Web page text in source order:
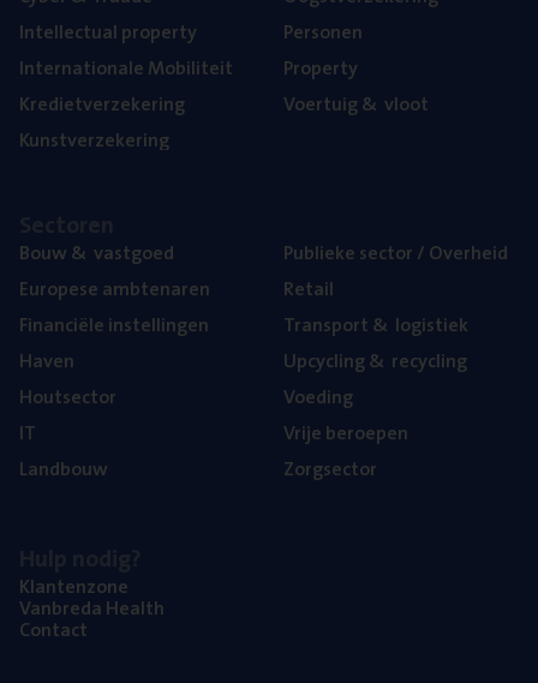
Intel­lec­tu­al property
Inter­na­ti­o­na­le Mobiliteit
Kre­diet­ver­ze­ke­ring
Kunst­ver­ze­ke­ring
Per­so­nen
Pro­per­ty
Voer­tuig& vloot
Bouw& vastgoed
Euro­pe­se ambtenaren
Finan­ci­ë­le instellingen
Haven
Hout­sec­tor
IT
Land­bouw
Publie­ke sec­tor / Overheid
Retail
Trans­port& logistiek
Upcy­cling& recycling
Voe­ding
Vrije beroe­pen
Zorg­sec­tor
Klan­ten­zo­ne
Van­b­re­da Health
Con­tact